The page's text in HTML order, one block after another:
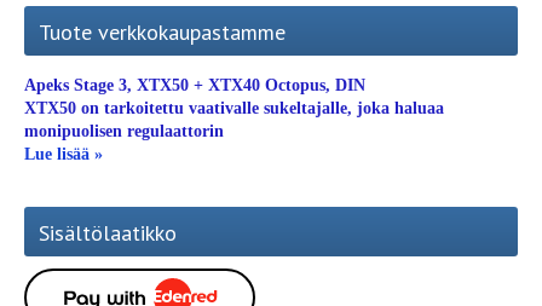
Tuote verkkokaupastamme
Apeks Stage 3, XTX50 + XTX40 Octopus, DIN
XTX50 on tarkoitettu vaativalle sukeltajalle, joka haluaa
monipuolisen regulaattorin
Lue lisää »
Sisältölaatikko